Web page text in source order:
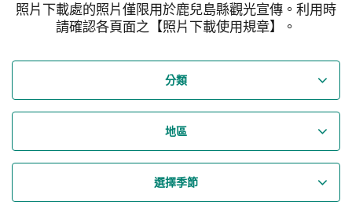
照片下載處的照片僅限用於鹿兒島縣觀光宣傳。利用時
請確認各頁面之【照片下載使用規章】。
分類
地區
選擇季節